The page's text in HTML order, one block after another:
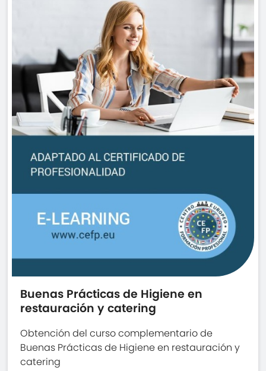
Buenas Prácticas de Higiene en
restauración y catering
Obtención del curso complementario de
Buenas Prácticas de Higiene en restauración y
catering